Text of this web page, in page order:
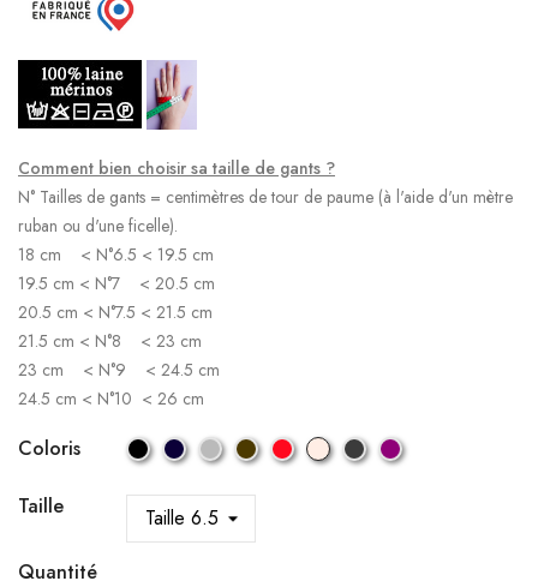
Comment bien choisir sa taille de gants ?
N° Tailles de gants = centimètres de tour de paume (à l'aide d'un mètre
ruban ou d'une ficelle).
18 cm < N°6.5 < 19.5 cm
19.5 cm < N°7 < 20.5 cm
20.5 cm < N°7.5 < 21.5 cm
21.5 cm < N°8 < 23 cm
23 cm < N°9 < 24.5 cm
24.5 cm < N°10 < 26 cm
Coloris
Taille
Quantité